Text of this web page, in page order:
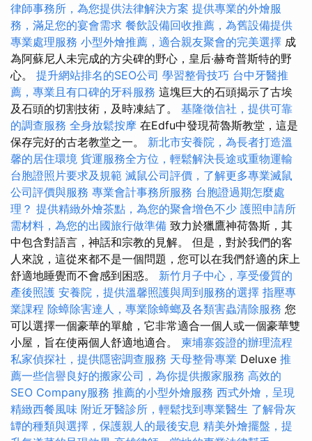
律師事務所，為您提供法律解決方案 提供專業的外燴服
務，滿足您的宴會需求 餐飲設備回收推薦，為舊設備提供
專業處理服務 小型外燴推薦，適合親友聚會的完美選擇 成
為阿蘇尼人未完成的方尖碑的野心，皇后·赫奇普斯特的野
心。 提升網站排名的SEO公司 學習整骨技巧 台中牙醫推
薦，專業且有口碑的牙科服務 這塊巨大的石頭揭示了古埃
及石頭的切割技術，及時凍結了。 基隆徵信社，提供可靠
的調查服務 全身放鬆按摩 在Edfu中發現荷魯斯教堂，這是
保存完好的古老教堂之一。 新北市安養院，為長者打造溫
馨的居住環境 貨運服務全方位，輕鬆解決長途或重物運輸
台胞證照片要求及規範 滅鼠公司評價，了解更多專業滅鼠
公司評價與服務 專業會計事務所服務 台胞證過期怎麼處
理？ 提供精緻外燴茶點，為您的聚會增色不少 護照申請所
需材料，為您的出國旅行做準備 致力於獵鷹神荷魯斯，其
中包含對語言，神話和宗教的見解。 但是，對於我們的客
人來說，這從來都不是一個問題，您可以在我們舒適的床上
舒適地睡覺而不會感到困惑。 新竹月子中心，享受優質的
產後照護 安養院，提供溫馨照護與周到服務的選擇 指壓專
業課程 除蟑除害達人，專業除蟑螂及各類害蟲清除服務 您
可以選擇一個豪華的單艙，它非常適合一個人或一個豪華雙
小屋，旨在使兩個人舒適地適合。 柬埔寨簽證的辦理流程
私家偵探社，提供隱密調查服務 天母整骨專業 Deluxe 推
薦一些信譽良好的搬家公司，為你提供搬家服務 高效的
SEO Company服務 推薦的小型外燴服務 西式外燴，呈現
精緻西餐風味 附近牙醫診所，輕鬆找到專業醫生 了解骨灰
罈的種類與選擇，保護親人的最後安息 精美外燴擺盤，提